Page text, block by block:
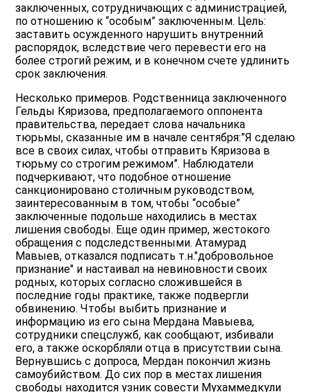
заключенных, сотрудничающих с администрацией,
по отношению к “особым” заключенным. Цель:
заставить осужденного нарушить внутренний
распорядок, вследствие чего перевести его на
более строгий режим, и в конечном счете удлинить
срок заключения.
Несколько примеров. Родственница заключенного
Гельды Кяризова, предполагаемого оппонента
правительства, передает слова начальника
тюрьмы, сказанные им в начале сентября:”Я сделаю
все в своих силах, чтобы отправить Кяризова в
тюрьму со строгим режимом”. Наблюдатели
подчеркивают, что подобное отношение
санкционировано столичным руководством,
заинтересованным в том, чтобы “особые”
заключенные подольше находились в местах
лишения свободы. Еще один пример, жестокого
обращения с подследственными. Атамурад
Мавыев, отказался подписать т.н."добровольное
признание" и настаивал на невиновности своих
родных, которых согласно сложившейся в
последние годы практике, также подвергли
обвинению. Чтобы выбить признание и
информацию из его сына Мердана Мавыева,
сотрудники спецслужб, как сообщают, избивали
его, а также оскорбляли отца в присутствии сына.
Вернувшись с допроса, Мердан покончил жизнь
самоубийством. До сих пор в местах лишения
свободы находится узник совести Мухаммедкули